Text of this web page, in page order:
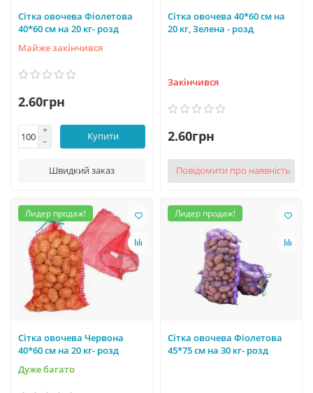
Сітка овочева Фіолетова
40*60 см на 20 кг- розд
Майже закінчився
2.60грн
Купити
Швидкий заказ
Сітка овочева 40*60 см на
20 кг, Зелена - розд
Закінчився
2.60грн
Повідомити про наявність
Лидер продаж!
Сітка овочева Червона
40*60 см на 20 кг- розд
Дуже багато
Лидер продаж!
Сітка овочева Фіолетова
45*75 см на 30 кг- розд